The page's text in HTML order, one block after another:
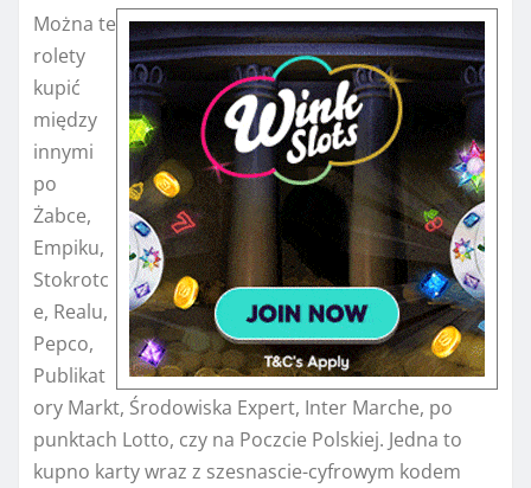
Można te
rolety
kupić
między
innymi
po
Żabce,
Empiku,
Stokrotc
e, Realu,
Pepco,
Publikat
ory Markt, Środowiska Expert, Inter Marche, po
punktach Lotto, czy na Poczcie Polskiej. Jedna to
kupno karty wraz z szesnascie-cyfrowym kodem